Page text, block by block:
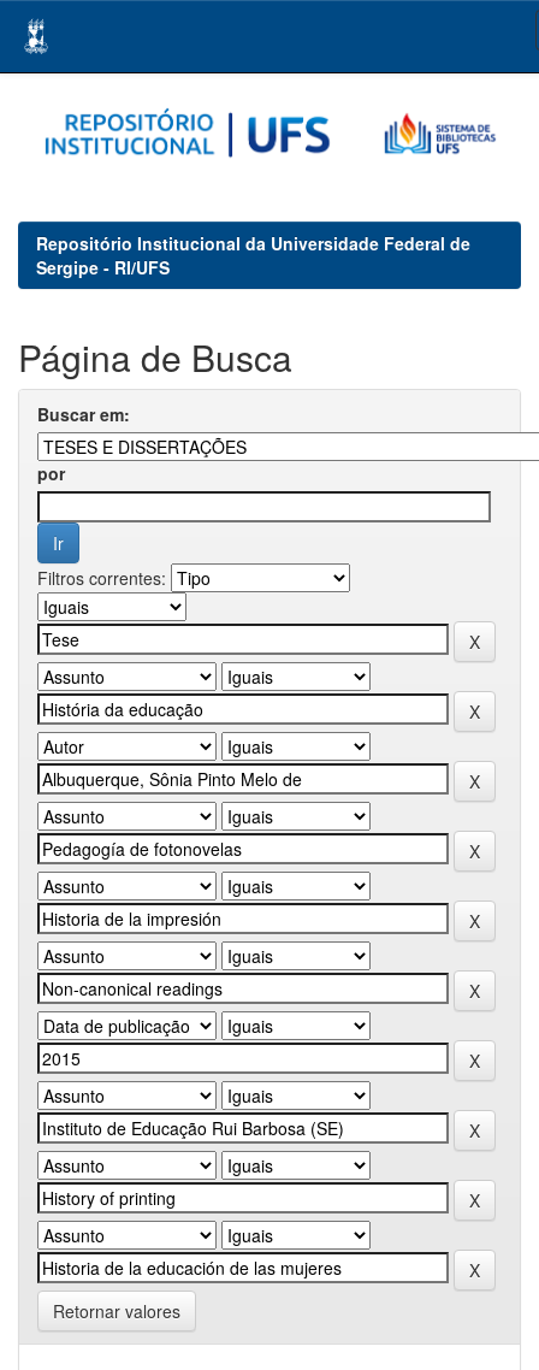
navigation
Repositório Institucional da Universidade Federal de
Sergipe - RI/UFS
Página de Busca
Buscar em:
por
Filtros correntes:
Retornar valores